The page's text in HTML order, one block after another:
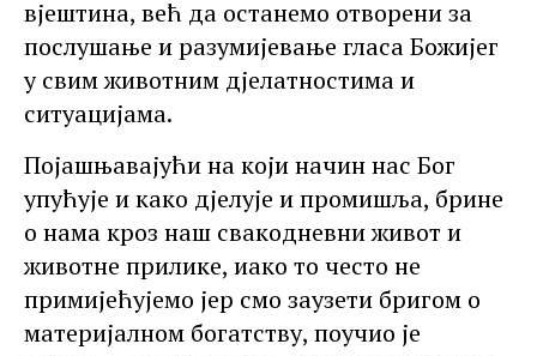
вјештина, већ да останемо отворени за
послушање и разумијевање гласа Божијег
у свим животним дјелатностима и
ситуацијама.
Појашњавајући на који начин нас Бог
упућује и како дјелује и промишља, брине
о нама кроз наш свакодневни живот и
животне прилике, иако то често не
примијећујемо јер смо заузети бригом о
материјалном богатству, поучио је